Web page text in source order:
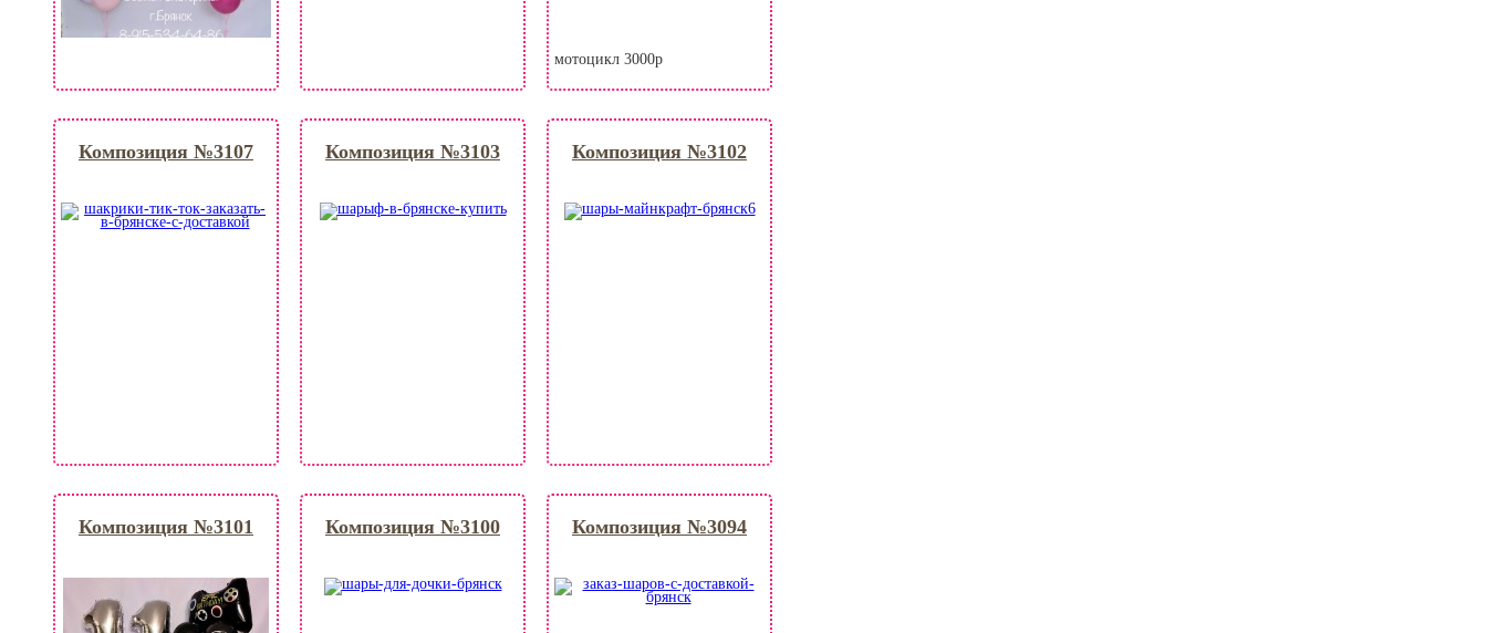
мотоцикл 3000р
Композиция №3107 Композиция №3103 Композиция №3102
Композиция №3101 Композиция №3100 Композиция №3094